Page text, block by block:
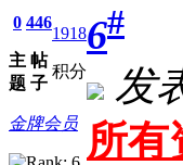
0
主
题
446
帖
子
1918
积分
金牌会员
6#
发
所有